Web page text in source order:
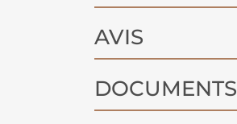
AVIS
DOCUMENTS